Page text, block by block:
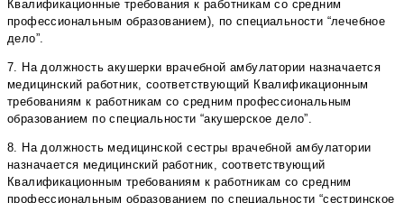
Квалификационные требования к работникам со средним
профессиональным образованием), по специальности “лечебное
дело”.
7. На должность акушерки врачебной амбулатории назначается
медицинский работник, соответствующий Квалификационным
требованиям к работникам со средним профессиональным
образованием по специальности “акушерское дело”.
8. На должность медицинской сестры врачебной амбулатории
назначается медицинский работник, соответствующий
Квалификационным требованиям к работникам со средним
профессиональным образованием по специальности “сестринское